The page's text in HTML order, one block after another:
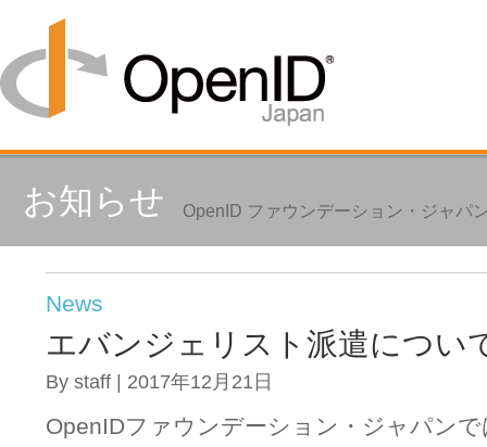
お知らせ OpenID ファウンデーション・ジャパ
News
エバンジェリスト派遣につい
By staff | 2017年12月21日
OpenIDファウンデーション・ジャパン